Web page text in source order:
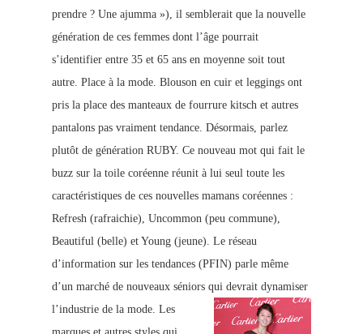
prendre ? Une ajumma »), il semblerait que la nouvelle
génération de ces femmes dont l’âge pourrait
s’identifier entre 35 et 65 ans en moyenne soit tout
autre. Place à la mode. Blouson en cuir et leggings ont
pris la place des manteaux de fourrure kitsch et autres
pantalons pas vraiment tendance. Désormais, parlez
plutôt de génération RUBY. Ce nouveau mot qui fait le
buzz sur la toile coréenne réunit à lui seul toute les
caractéristiques de ces nouvelles mamans coréennes :
Refresh (rafraichie), Uncommon (peu commune),
Beautiful (belle) et Young (jeune). Le réseau
d’information sur les tendances (PFIN) parle même
d’un marché de nouveaux séniors qui devrait dynamiser
l’industrie de la mode. Les